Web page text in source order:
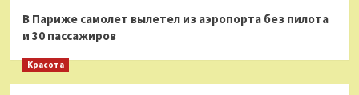
В Париже самолет вылетел из аэропорта без пилота
и 30 пассажиров
Красота